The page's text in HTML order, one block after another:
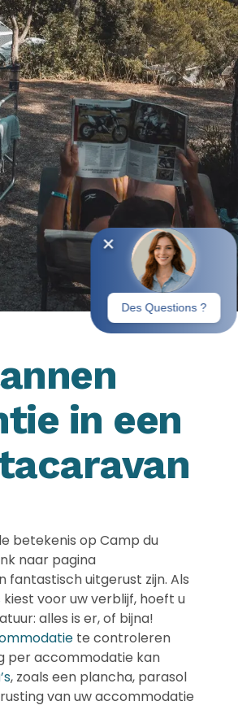
in een
betekenis op Camp du
naar pagina
uitgerust zijn. Als
kiest voor uw verblijf, hoeft u
alles is er, of bijna!
te controleren
per accommodatie kan
, zoals een plancha, parasol
van uw accommodatie